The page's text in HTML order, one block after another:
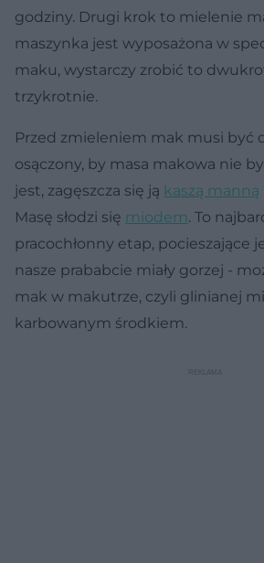
godziny. Drugi krok to mielenie
maszynka jest wyposażona w
maku, wystarczy zrobić to
trzykrotnie.
Przed zmieleniem mak musi być
osączony, by masa makowa nie
jest, zagęszcza się ją kaszą manną
Masę słodzi się miodem. To
pracochłonny etap, pocieszające
nasze prababcie miały gorzej -
mak w makutrze, czyli glinianej
karbowanym środkiem.